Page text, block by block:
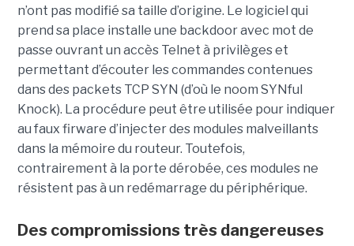
n’ont pas modifié sa taille d’origine. Le logiciel qui
prend sa place installe une backdoor avec mot de
passe ouvrant un accès Telnet à privilèges et
permettant d’écouter les commandes contenues
dans des packets TCP SYN (d’où le noom SYNful
Knock). La procédure peut être utilisée pour indiquer
au faux firware d’injecter des modules malveillants
dans la mémoire du routeur. Toutefois,
contrairement à la porte dérobée, ces modules ne
résistent pas à un redémarrage du périphérique.
Des compromissions très dangereuses